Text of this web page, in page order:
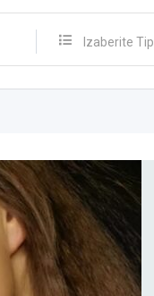
Izaberite Tip